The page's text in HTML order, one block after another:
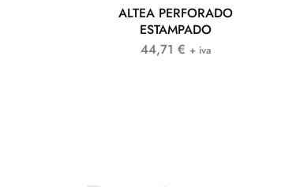
ALTEA PERFORADO
ESTAMPADO
44,71 € + iva